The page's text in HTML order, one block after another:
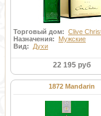
Торговый дом: Clive
Назначения: Мужские
Вид: Духи
22 195 руб
1872 Mandarin